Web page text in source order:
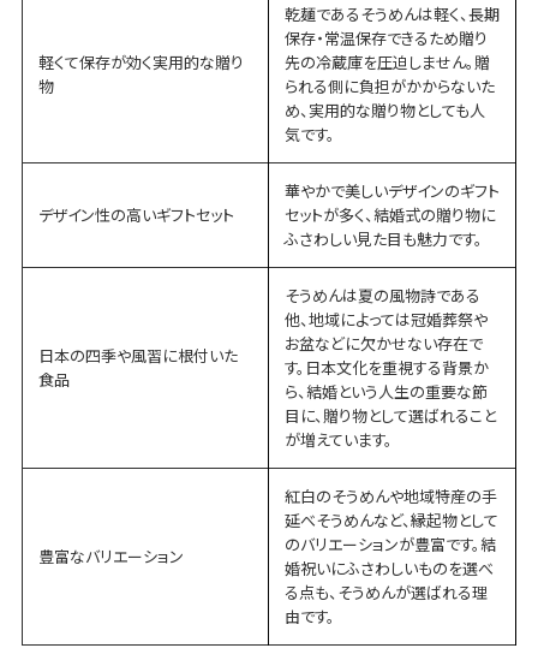
軽くて保存が効く実用的な贈り
物
乾麺であるそうめんは軽く、長期
保存・常温保存できるため贈り
先の冷蔵庫を圧迫しません。贈
られる側に負担がかからないた
め、実用的な贈り物としても人
気です。
デザイン性の高いギフトセット
華やかで美しいデザインのギフト
セットが多く、結婚式の贈り物に
ふさわしい見た目も魅力です。
日本の四季や風習に根付いた
食品
そうめんは夏の風物詩である
他、地域によっては冠婚葬祭や
お盆などに欠かせない存在で
す。日本文化を重視する背景か
ら、結婚という人生の重要な節
目に、贈り物として選ばれること
が増えています。
豊富なバリエーション
紅白のそうめんや地域特産の手
延べそうめんなど、縁起物として
のバリエーションが豊富です。結
婚祝いにふさわしいものを選べ
る点も、そうめんが選ばれる理
由です。